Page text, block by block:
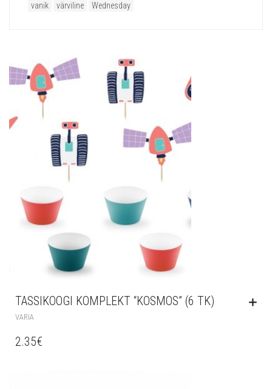
vanik
värviline Wednesday
TASSIKOOGI KOMPLEKT “KOSMOS” (6 TK)
VARIA
2.35€